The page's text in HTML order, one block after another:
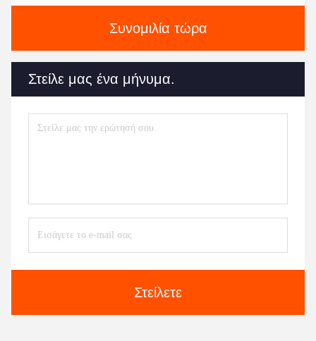
Συνομιλία τώρα
Στείλε μας ένα μήνυμα.
Στείλετε